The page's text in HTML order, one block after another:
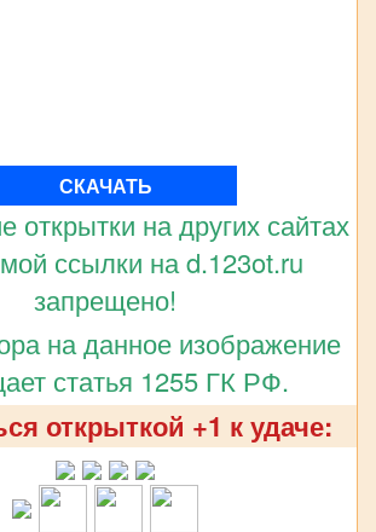
СКАЧАТЬ
открытки на других сайтах
ссылки на d.123ot.ru
запрещено!
на данное изображение
статья 1255 ГК РФ.
открыткой +1 к удаче: